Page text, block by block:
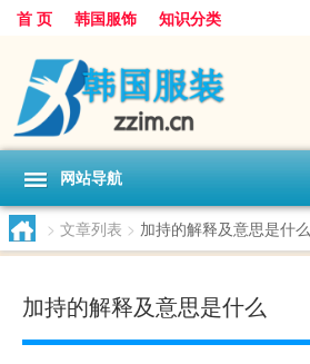
首 页 韩国服饰 知识分类
网站导航
> 文章列表 > 加持的解释及意思是什么
加持的解释及意思是什么